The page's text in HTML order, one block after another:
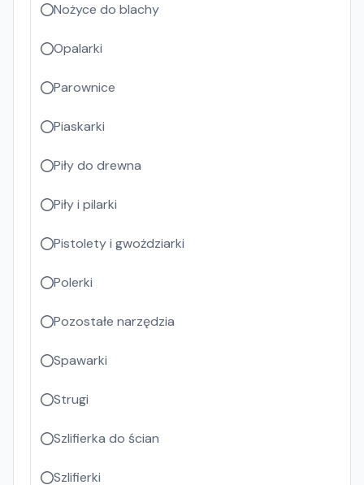
Nożyce do blachy
Opalarki
Parownice
Piaskarki
Piły do drewna
Piły i pilarki
Pistolety i gwożdziarki
Polerki
Pozostałe narzędzia
Spawarki
Strugi
Szlifierka do ścian
Szlifierki